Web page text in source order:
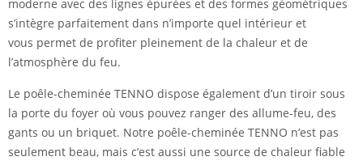
moderne avec des lignes épurées et des formes géométriques
s’intègre parfaitement dans n’importe quel intérieur et
vous permet de profiter pleinement de la chaleur et de
l’atmosphère du feu.
Le poêle-cheminée TENNO dispose également d’un tiroir sous
la porte du foyer où vous pouvez ranger des allume-feu, des
gants ou un briquet. Notre poêle-cheminée TENNO n’est pas
seulement beau, mais c’est aussi une source de chaleur fiable